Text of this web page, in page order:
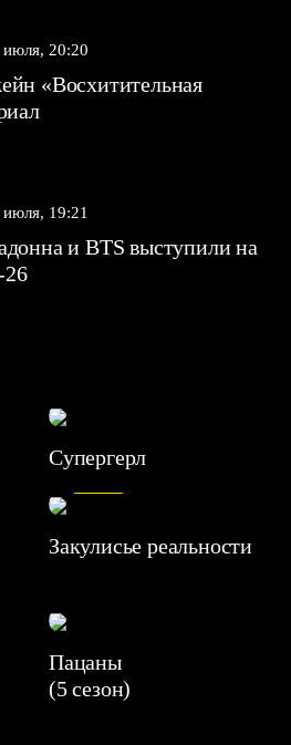
июля, 20:20
«Восхитительная
июля, 19:21
и BTS выступили на
Супергерл
7.1
Закулисье реальности
Пацаны
(5 сезон)